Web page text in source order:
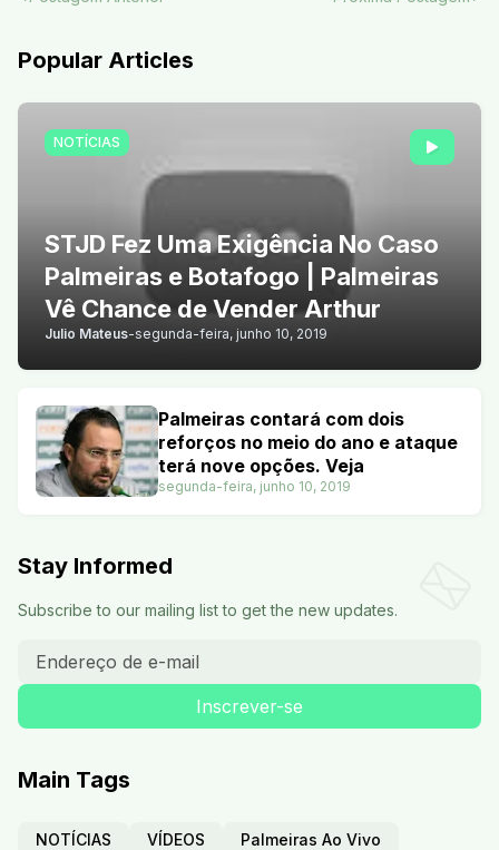
Popular Articles
NOTÍCIAS
STJD Fez Uma Exigência No Caso
Palmeiras e Botafogo | Palmeiras
Vê Chance de Vender Arthur
Julio Mateus-segunda-feira, junho 10, 2019
Palmeiras contará com dois
reforços no meio do ano e ataque
terá nove opções. Veja
segunda-feira, junho 10, 2019
Stay Informed
Subscribe to our mailing list to get the new updates.
Main Tags
NOTÍCIAS VÍDEOS
Palmeiras Ao Vivo